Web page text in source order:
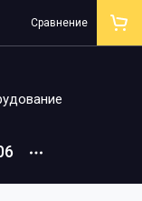
Сравнение